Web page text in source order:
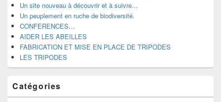
Un site nouveau à découvrir et à suivre…
Un peuplement en ruche de biodiversité.
CONFERENCES…
AIDER LES ABEILLES
FABRICATION ET MISE EN PLACE DE TRIPODES
LES TRIPODES
Catégories